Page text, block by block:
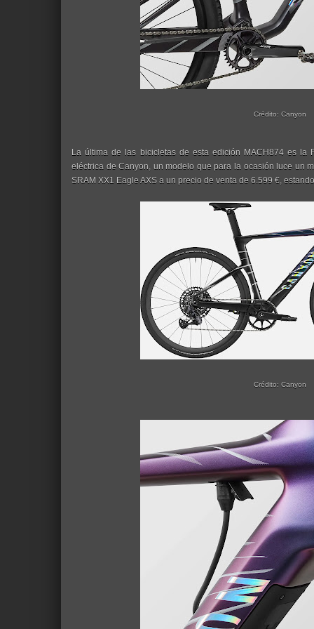
Crédito: Canyon
La última de las bicicletas de esta edición MACH874 es la
eléctrica de Canyon, un modelo que para la ocasión luce un
SRAM XX1 Eagle AXS a un precio de venta de 6.599 €,
Crédito: Canyon